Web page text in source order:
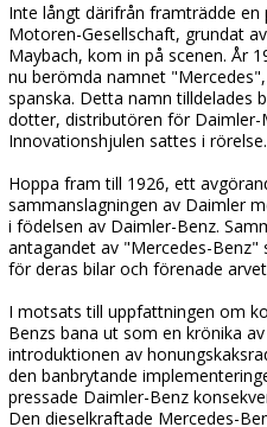
Inte långt därifrån framträdde
Motoren-Gesellschaft, grundat
Maybach, kom in på scenen. År
nu berömda namnet
spanska. Detta namn tilldelades
dotter, distributören för Daimler-
Innovationshjulen sattes i rörelse.
Hoppa fram till 1926, ett
sammanslagningen av Daimler
i födelsen av Daimler-Benz.
antagandet av "Mercedes-
för deras bilar och förenade
I motsats till uppfattningen om
Benzs bana ut som en krönika
introduktionen av
den banbrytande
pressade Daimler-Benz
Den dieselkraftade Mercedes-